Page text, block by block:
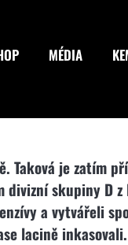
MÉDIA
Taková je
skupiny D z
a vytvářeli
lacině